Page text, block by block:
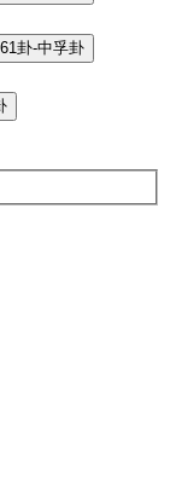
卦-中孚卦